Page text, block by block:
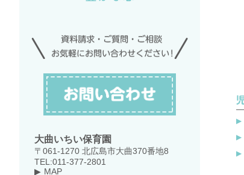
大曲いちい保育園
〒061-1270 北広島市大曲370番地8
TEL:011-377-2801
MAP